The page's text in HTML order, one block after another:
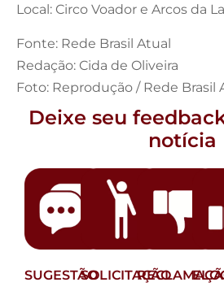
Local: Circo Voador e Arcos da
Fonte: Rede Brasil Atual
Redação: Cida de Oliveira
Foto: Reprodução / Rede Brasil
Deixe seu
notícia
SUGESTÃOSOLICITAÇÃO